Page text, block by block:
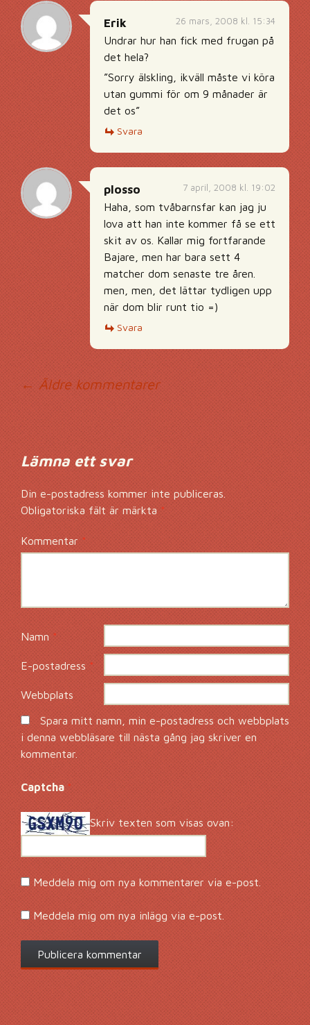
26 mars, 2008 kl. 15:34
Erik
Undrar hur han fick med frugan på
det hela?
”Sorry älskling, ikväll måste vi köra
utan gummi för om 9 månader är
det os”
Svara
7 april, 2008 kl. 19:02
plosso
Haha, som tvåbarnsfar kan jag ju
lova att han inte kommer få se ett
skit av os. Kallar mig fortfarande
Bajare, men har bara sett 4
matcher dom senaste tre åren.
men, men, det lättar tydligen upp
när dom blir runt tio =)
Svara
← Äldre kommentarer
Lämna ett svar
Din e-postadress kommer inte publiceras.
Obligatoriska fält är märkta *
Kommentar *
Namn *
E-postadress*
Webbplats
Spara mitt namn, min e-postadress och webbplats
i denna webbläsare till nästa gång jag skriver en
kommentar.
Captcha*
Skriv texten som visas ovan:
Meddela mig om nya kommentarer via e-post.
Meddela mig om nya inlägg via e-post.